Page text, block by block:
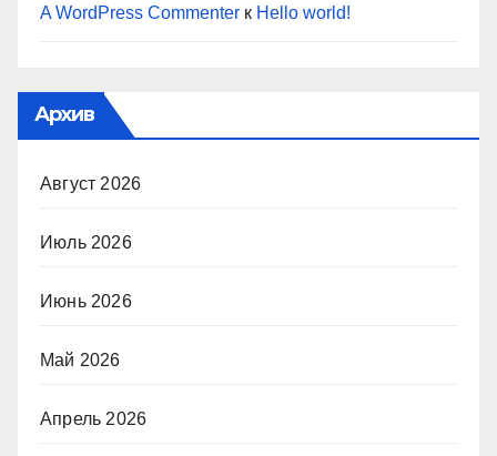
A WordPress Commenter к Hello world!
Архив
Август 2026
Июль 2026
Июнь 2026
Май 2026
Апрель 2026